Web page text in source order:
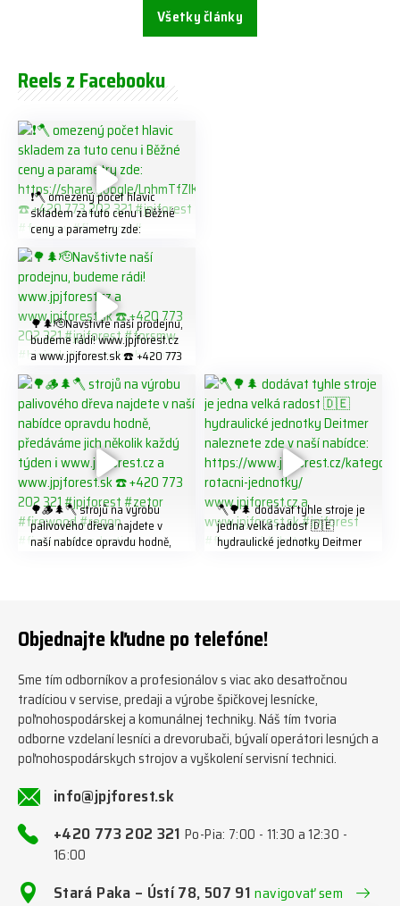
Všetky články
Reels z Facebooku
❗️🪓 omezený počet hlavic
skladem za tuto cenu ℹ️ Běžné
ceny a parametry zde:
K8W5t7i6o ☎️ +420 773 202
321 #jpjforest #forsmw
#firewood #
🌳🌲🫡Navštivte naší prodejnu,
budeme rádi! www.jpjforest.cz
a www.jpjforest.sk ☎️ +420 773
#biojack #regon #vahvajussi
🌳🪵🌲🪓 strojů na výrobu
palivového dřeva najdete v
naší nabídce opravdu hodně,
#firewoodproduction
🪓🌳🌲 dodávat tyhle stroje je
jedna velká radost 🇩🇪
hydraulické jednotky Deitmer
#firewood #deitmer
Objednajte kľudne po telefóne!
Sme tím odborníkov a profesionálov s viac ako desaťročnou
tradíciou v servise, predaji a výrobe špičkovej lesnícke,
poľnohospodárskej a komunálnej techniky. Náš tím tvoria
odborne vzdelaní lesníci a drevorubači, bývalí operátori lesných a
poľnohospodárskych strojov a vyškolení servisní technici.
info@jpjforest.sk
+420 773 202 321Po-Pia: 7:00 - 11:30 a 12:30 -
16:00
Stará Paka – Ústí 78, 507 91navigovať sem